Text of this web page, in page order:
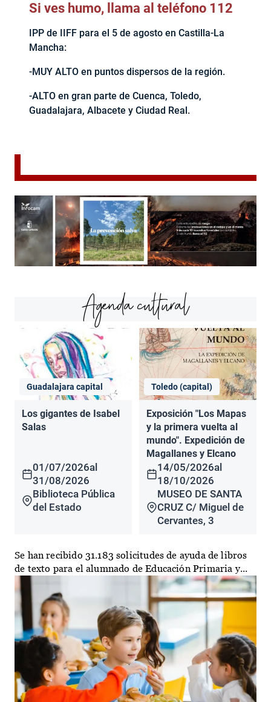
Si ves humo, llama al teléfono 112
IPP de IIFF para el 5 de agosto en Castilla-La
Mancha:
-MUY ALTO en puntos dispersos de la región.
-ALTO en gran parte de Cuenca, Toledo,
Guadalajara, Albacete y Ciudad Real.
Agenda cultural
Guadalajara capital
Los gigantes de Isabel
Salas
01/07/2026al
31/08/2026
Biblioteca Pública
del Estado
Toledo (capital)
Exposición "Los Mapas
y la primera vuelta al
mundo". Expedición de
Magallanes y Elcano
14/05/2026al
18/10/2026
MUSEO DE SANTA
CRUZ C/ Miguel de
Cervantes, 3
Se han recibido 31.183 solicitudes de ayuda de libros
de texto para el alumnado de Educación Primaria y...